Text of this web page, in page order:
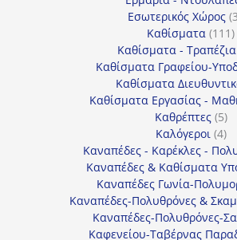
Εσωτερικός Χώρος
Καθίσματα 111
Καθίσματα - Τραπέζια
Καθίσματα Γραφείου-
Καθίσματα
Καθίσματα Εργασίας -
Καθρέπτες 55
Καλόγεροι 44
Καναπέδες - Καρέκλες -
Καναπέδες & Καθίσματα
Καναπέδες Γωνία-
Καναπέδες-Πολυθρόνες &
Καναπέδες-Πολυθρόνες-
Καφενείου-Ταβέρνας